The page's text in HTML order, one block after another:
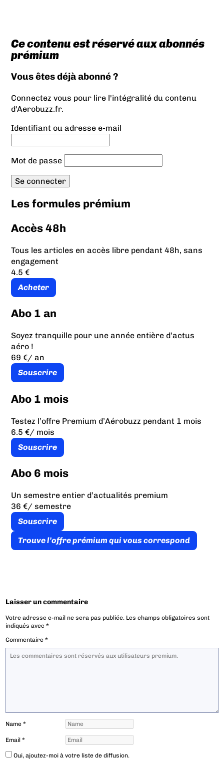
Ce contenu est réservé aux abonnés
prémium
Vous êtes déjà abonné ?
Connectez vous pour lire l'intégralité du contenu
d'Aerobuzz.fr.
Identifiant ou adresse e-mail
Mot de passe
Les formules prémium
Accès 48h
Tous les articles en accès libre pendant 48h, sans
engagement
4.5 €
Acheter
Abo 1 an
Soyez tranquille pour une année entière d’actus
aéro !
69 €/ an
Souscrire
Abo 1 mois
Testez l’offre Premium d’Aérobuzz pendant 1 mois
6.5 €/ mois
Souscrire
Abo 6 mois
Un semestre entier d’actualités premium
36 €/ semestre
Souscrire
Trouve l’offre prémium qui vous correspond
Laisser un commentaire
Votre adresse e-mail ne sera pas publiée. Les champs obligatoires sont
indiqués avec*
Commentaire*
Name*
Email*
Oui, ajoutez-moi à votre liste de diffusion.